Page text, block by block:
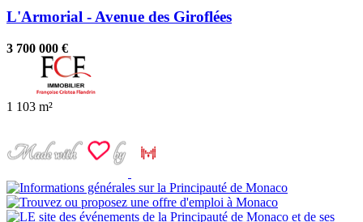
L'Armorial - Avenue des Giroflées
3 700 000 €
1 103 m²